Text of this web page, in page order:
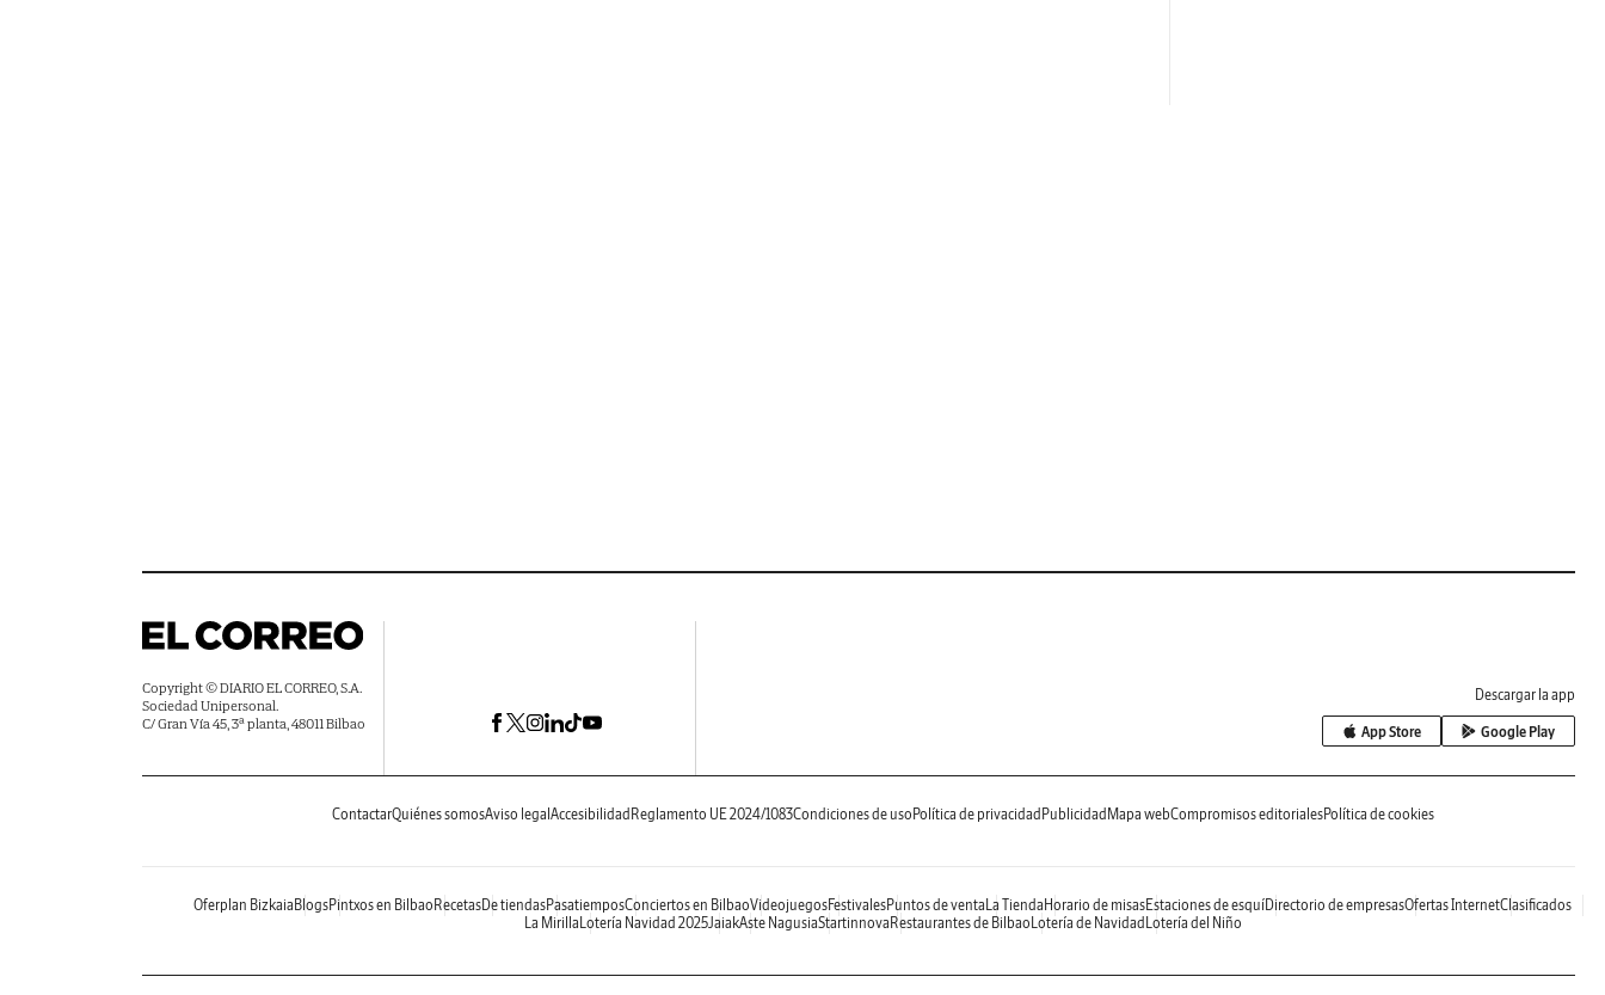
Copyright © DIARIO EL CORREO, S.A.
Sociedad Unipersonal.
C/ Gran Vía 45, 3ª planta, 48011 Bilbao
Descargar la app
App Store Google Play
ContactarQuiénes somosAviso legal Accesibilidad Reglamento UE 2024/1083Condiciones de uso Política de privacidad Publicidad Mapa webCompromisos editorialesPolítica de cookies
Oferplan Bizkaia BlogsPintxos en Bilbao RecetasDe tiendasPasatiemposConciertos en BilbaoVideojuegosFestivalesPuntos de venta La Tienda Horario de misasEstaciones de esquíDirectorio de empresasOfertas InternetClasificados
La Mirilla Lotería Navidad 2025JaiakAste NagusiaStartinnova Restaurantes de Bilbao Lotería de Navidad Lotería del Niño